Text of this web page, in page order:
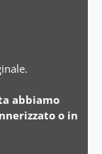
abbiamo
o in